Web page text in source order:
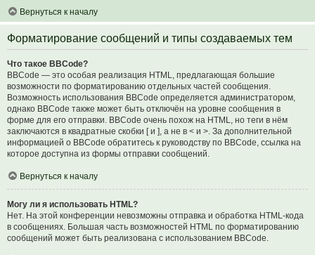
Вернуться к началу
Форматирование сообщений и типы создаваемых тем
Что такое BBCode?
BBCode — это особая реализация HTML, предлагающая большие
возможности по форматированию отдельных частей сообщения.
Возможность использования BBCode определяется администратором,
однако BBCode также может быть отключён на уровне сообщения в
форме для его отправки. BBCode очень похож на HTML, но теги в нём
заключаются в квадратные скобки [ и ], а не в < и >. За дополнительной
информацией о BBCode обратитесь к руководству по BBCode, ссылка на
которое доступна из формы отправки сообщений.
Вернуться к началу
Могу ли я использовать HTML?
Нет. На этой конференции невозможны отправка и обработка HTML-кода
в сообщениях. Большая часть возможностей HTML по форматированию
сообщений может быть реализована с использованием BBCode.